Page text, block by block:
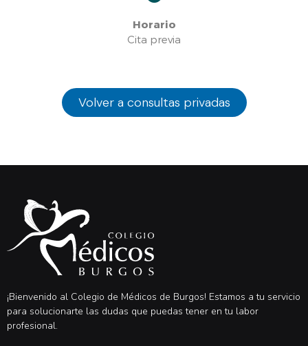
Horario
Cita previa
Volver a consultas privadas
¡Bienvenido al Colegio de Médicos de Burgos! Estamos a tu servicio
para solucionarte las dudas que puedas tener en tu labor
profesional.